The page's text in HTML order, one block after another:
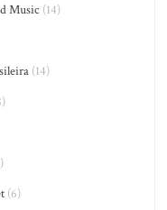
Music (14)
(14)
(6)